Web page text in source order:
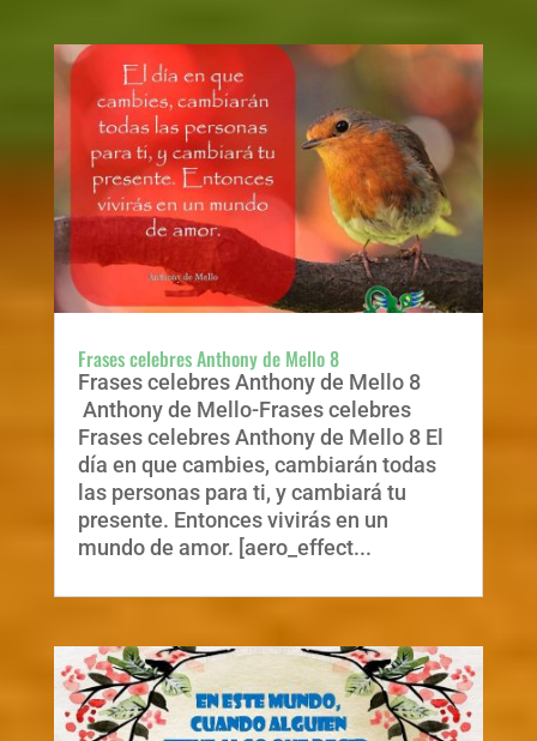
Frases celebres Anthony de Mello 8
Frases celebres Anthony de Mello 8
Anthony de Mello-Frases celebres
Frases celebres Anthony de Mello 8 El
día en que cambies, cambiarán todas
las personas para ti, y cambiará tu
presente. Entonces vivirás en un
mundo de amor. [aero_effect...